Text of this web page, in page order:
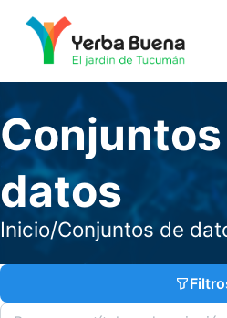
datos
Inicio/Conjuntos de